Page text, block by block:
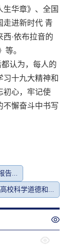
华章》、全国
走进新时代 青
·依布拉音的
等。
认为，每人的
习十九大精神和
初心，牢记使
不懈奋斗中书写
告...
校科学道德和...